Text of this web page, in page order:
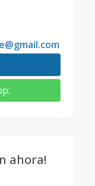
:
ahora!